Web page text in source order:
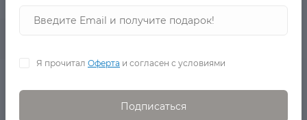
Browns
в наличии
Я прочитал Оферта и согласен с условиями
Подписаться